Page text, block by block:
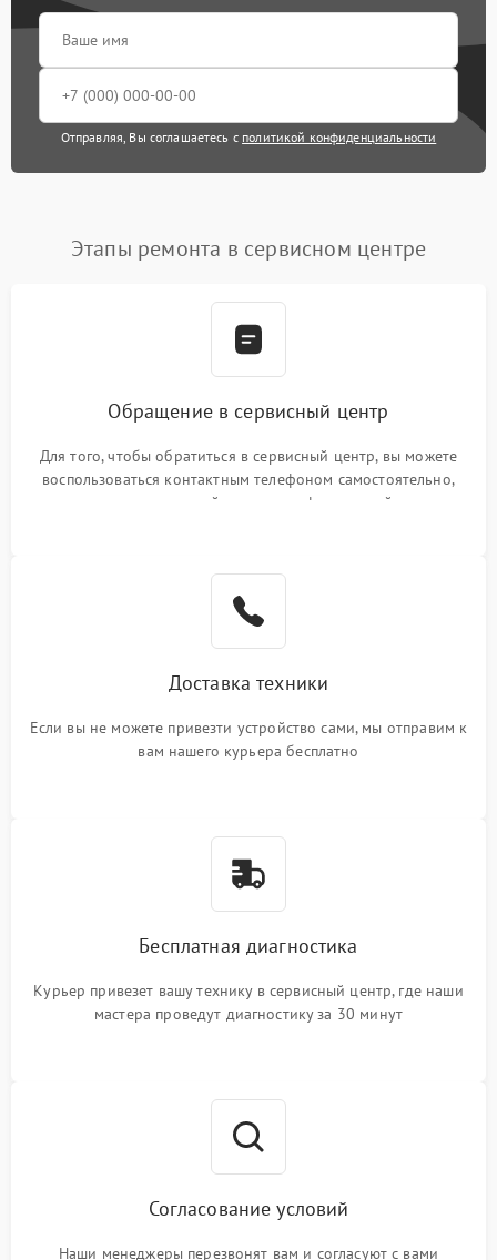
Отправляя, Вы соглашаетесь с политикой конфиденциальности
Этапы ремонта в сервисном центре
Обращение в сервисный центр
Для того, чтобы обратиться в сервисный центр, вы можете
воспользоваться контактным телефоном самостоятельно,
или оставить свой номер телефона на сайте
Доставка техники
Если вы не можете привезти устройство сами, мы отправим к
вам нашего курьера бесплатно
Бесплатная диагностика
Курьер привезет вашу технику в сервисный центр, где наши
мастера проведут диагностику за 30 минут
Согласование условий
Наши менеджеры перезвонят вам и согласуют с вами